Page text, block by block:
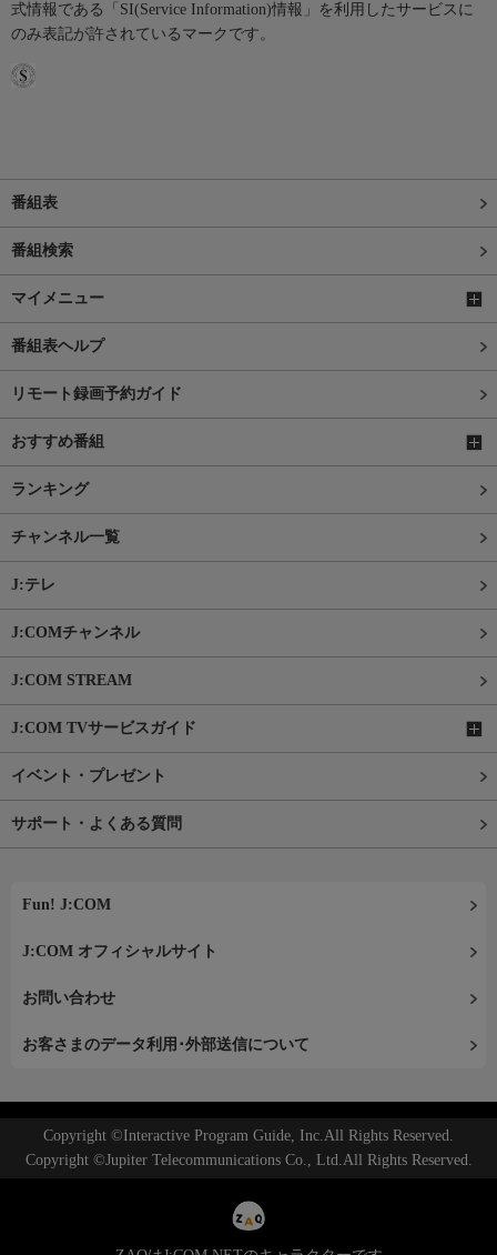
式情報である「SI(Service Information)情報」を利用したサービスに
のみ表記が許されているマークです。
番組表
番組検索
マイメニュー
番組表ヘルプ
リモート録画予約ガイド
おすすめ番組
ランキング
チャンネル一覧
J:テレ
J:COMチャンネル
J:COM STREAM
J:COM TVサービスガイド
イベント・プレゼント
サポート・よくある質問
Fun! J:COM
J:COM オフィシャルサイト
お問い合わせ
お客さまのデータ利用･外部送信について
Copyright ©Interactive Program Guide, Inc.All Rights Reserved.
Copyright ©Jupiter Telecommunications Co., Ltd.All Rights Reserved.